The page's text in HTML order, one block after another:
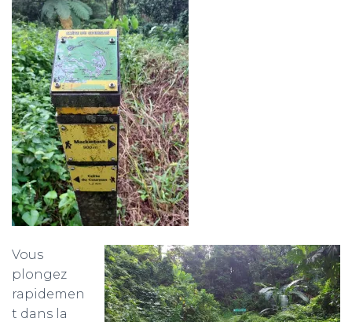
Vous
plongez
rapidemen
t dans la